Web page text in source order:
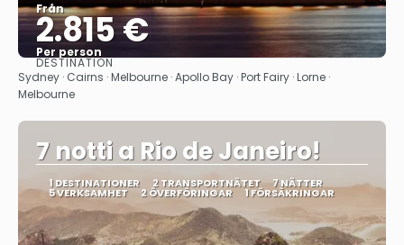
Från
2.815 €
Per person
Se
DESTINATION
Sydney · Cairns · Melbourne · Apollo Bay · Port Fairy · Lorne ·
Melbourne
7 notti a Rio de Janeiro!
1 DESTINATIONER 2 TRANSPORTNÄTET 7 NÄTTER
5 VERKSAMHET 2 ÖVERFÖRINGAR 1 FÖRSÄKRINGAR